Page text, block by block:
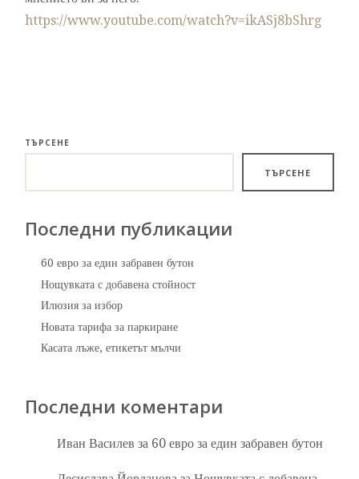
https://www.youtube.com/watch?v=ikASj8bShrg
ТЪРСЕНЕ
ТЪРСЕНЕ
Последни публикации
60 евро за един забравен бутон
Нощувката с добавена стойност
Илюзия за избор
Новата тарифа за паркиране
Касата лъже, етикетът мълчи
Последни коментари
Иван Василев за 60 евро за един забравен бутон